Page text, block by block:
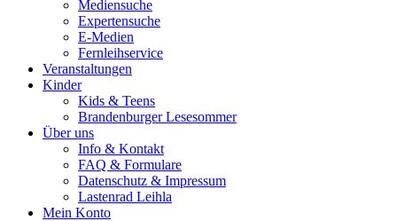
Mediensuche
Expertensuche
E-Medien
Fernleihservice
Veranstaltungen
Kinder
Kids & Teens
Brandenburger Lesesommer
Über uns
Info & Kontakt
FAQ & Formulare
Datenschutz & Impressum
Lastenrad Leihla
Mein Konto